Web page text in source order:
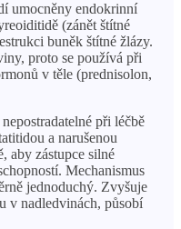
umocněny endokrinní
(zánět štítné
buněk štítné žlázy.
proto se používá při
v těle (prednisolon,
při léčbě
a narušenou
aby zástupce silné
Mechanismus
jednoduchý. Zvyšuje
v nadledvinách, působí